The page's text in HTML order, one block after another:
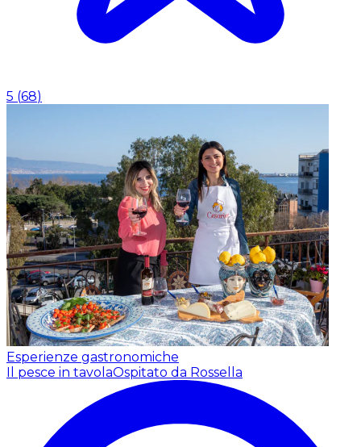
5 (68)
Esperienze gastronomiche
Il pesce in tavolaOspitato da Rossella